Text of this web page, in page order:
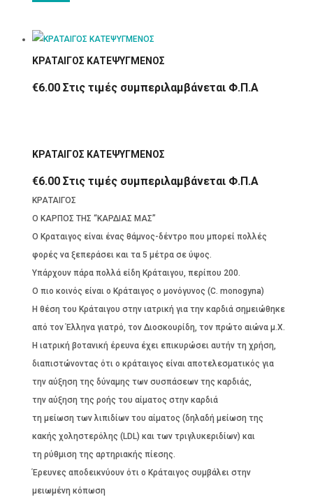
Σίδηρο
ποσότητα
ΚΡΑΤΑΙΓΟΣ ΚΑΤΕΨΥΓΜΕΝΟΣ
€6.00 Στις τιμές συμπεριλαμβάνεται Φ.Π.Α
ΚΡΑΤΑΙΓΟΣ ΚΑΤΕΨΥΓΜΕΝΟΣ
€6.00 Στις τιμές συμπεριλαμβάνεται Φ.Π.Α
ΚΡΑΤΑΙΓΟΣ
Ο ΚΑΡΠΟΣ ΤΗΣ “ΚΑΡΔΙΑΣ ΜΑΣ”
Ο Κραταιγος είναι ένας θάμνος-δέντρο που μπορεί πολλές
φορές να ξεπεράσει και τα 5 μέτρα σε ύψος.
Υπάρχουν πάρα πολλά είδη Κράταιγου, περίπου 200.
Ο πιο κοινός είναι ο Κράταιγος ο μονόγυνος (C. monogyna)
Η θέση του Κράταιγου στην ιατρική για την καρδιά σημειώθηκε
από τον Έλληνα γιατρό, τον Διοσκουρίδη, τον πρώτο αιώνα μ.Χ.
Η ιατρική βοτανική έρευνα έχει επικυρώσει αυτήν τη χρήση,
διαπιστώνοντας ότι ο κράταιγος είναι αποτελεσματικός για
την αύξηση της δύναμης των συσπάσεων της καρδιάς,
την αύξηση της ροής του αίματος στην καρδιά
τη μείωση των λιπιδίων του αίματος (δηλαδή μείωση της
κακής χοληστερόλης (LDL) και των τριγλυκεριδίων) και
τη ρύθμιση της αρτηριακής πίεσης.
Έρευνες αποδεικνύουν ότι ο Κράταιγος συμβάλει στην
μειωμένη κόπωση